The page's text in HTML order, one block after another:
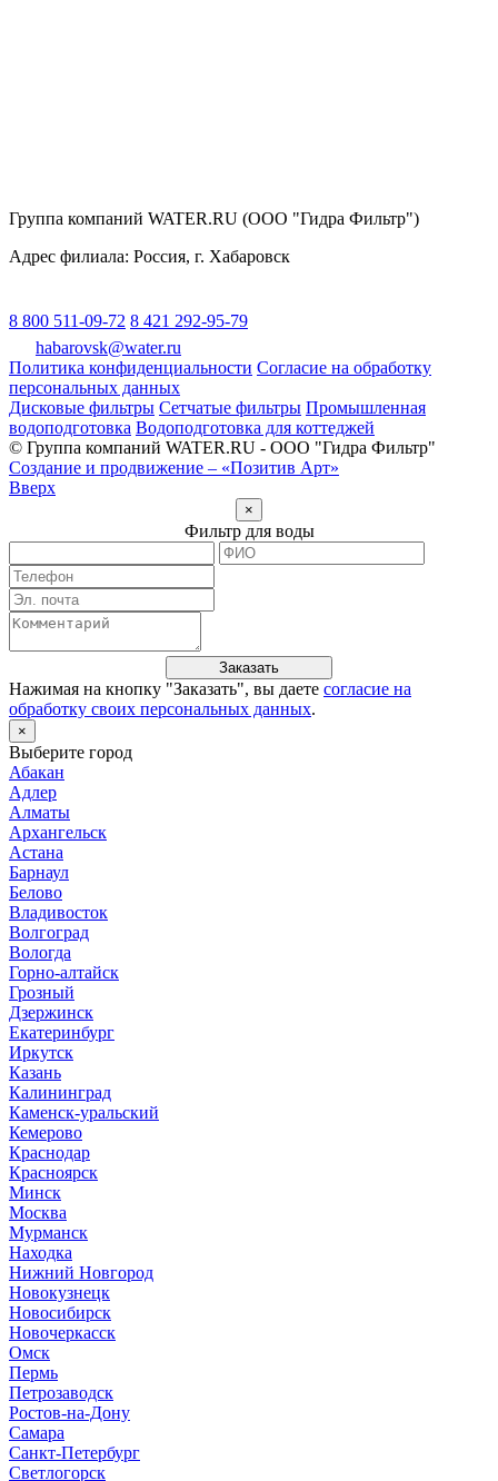
Группа компаний WATER.RU (ООО "Гидра Фильтр")
Адрес филиала: Россия, г. Хабаровск
8 800 511-09-72 8 421 292-95-79
habarovsk@water.ru
Политика конфиденциальности Согласие на обработку
персональных данных
Дисковые фильтры Сетчатые фильтры Промышленная
водоподготовка Водоподготовка для коттеджей
© Группа компаний WATER.RU - ООО "Гидра Фильтр"
Создание и продвижение – «Позитив Арт»
Вверх
×
Фильтр для воды
Заказать
Нажимая на кнопку "Заказать", вы даете согласие на
обработку своих персональных данных.
×
Выберите город
Абакан
Адлер
Алматы
Архангельск
Астана
Барнаул
Белово
Владивосток
Волгоград
Вологда
Горно-алтайск
Грозный
Дзержинск
Екатеринбург
Иркутск
Казань
Калининград
Каменск-уральский
Кемерово
Краснодар
Красноярск
Минск
Москва
Мурманск
Находка
Нижний Новгород
Новокузнецк
Новосибирск
Новочеркасск
Омск
Пермь
Петрозаводск
Ростов-на-Дону
Самара
Санкт-Петербург
Светлогорск